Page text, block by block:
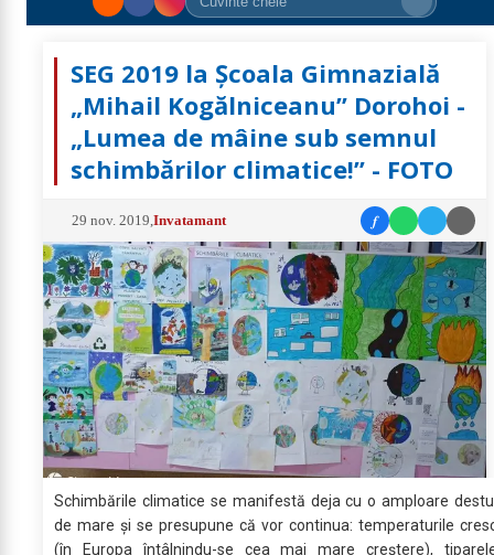
SEG 2019 la Școala Gimnazială
„Mihail Kogălniceanu” Dorohoi -
„Lumea de mâine sub semnul
schimbărilor climatice!” - FOTO
29 nov. 2019 ,Invatamant f
Schimbările climatice se manifestă deja cu o amploare
de mare și se presupune că vor continua: temperaturile
(în Europa întâlnindu-se cea mai mare creștere),